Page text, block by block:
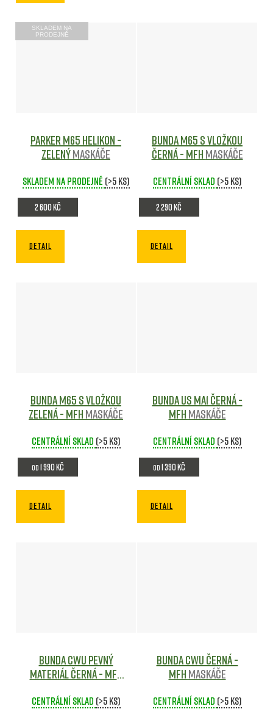
Bunda M65 s vložkou
ČERNÁ - MFH Maskáče
Centrální sklad (>5 ks)
2 290 Kč
DETAIL
Bunda M65 s vložkou
ZELENÁ - MFH Maskáče
Centrální sklad (>5 ks)
od 1 990 Kč
DETAIL
Bunda US MA1 ČERNÁ -
MFH Maskáče
Centrální sklad (>5 ks)
od 1 390 Kč
DETAIL
Bunda CWU pevný
materiál ČERNÁ - MFH
Centrální sklad (>5 ks)
Bunda CWU ČERNÁ -
MFH Maskáče
Centrální sklad (>5 ks)
SKLADEM NA
PRODEJNĚ
Parker M65 Helikon -
ZELENÝMaskáče
Skladem na prodejně (>5 ks)
2 600 Kč
DETAIL